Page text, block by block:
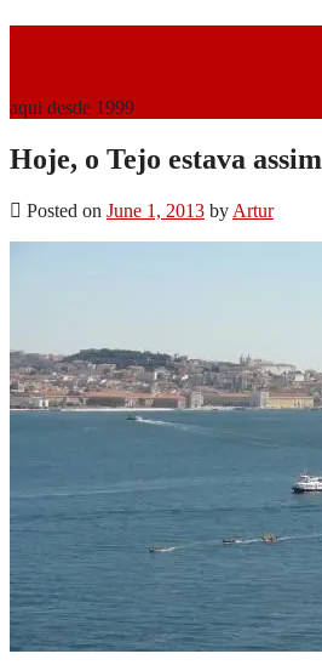
aqui desde 1999
Hoje, o Tejo estava assim
Posted on June 1, 2013 by Artur